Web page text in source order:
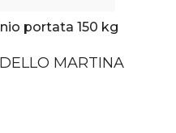
portata 150 kg
MARTINA